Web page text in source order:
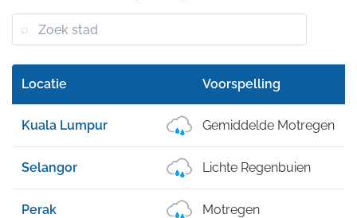
Locatie Voorspelling
Kuala Lumpur Gemiddelde Motregen
Selangor Lichte Regenbuien
Perak Motregen